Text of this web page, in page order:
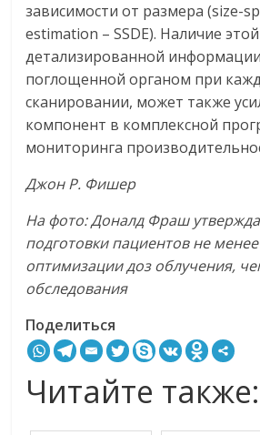
зависимости от размера (size-
estimation – SSDE). Наличие
детализированной
поглощенной органом при
сканировании, может также
компонент в комплексной
мониторинга
ДжонР. Фишер
На фото:Доналд Фраш
подготовкипациентовнеменее
оптимизациидозоблучения,
обследования
Поделиться
Читайте также: